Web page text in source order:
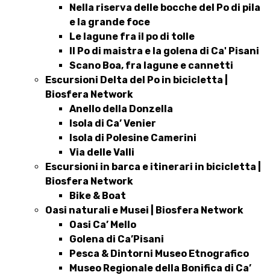
Nella riserva delle bocche del Po di pila
e la grande foce
Le lagune fra il po di tolle
Il Po di maistra e la golena di Ca' Pisani
Scano Boa, fra lagune e cannetti
Escursioni Delta del Po in bicicletta |
Biosfera Network
Anello della Donzella
Isola di Ca’ Venier
Isola di Polesine Camerini
Via delle Valli
Escursioni in barca e itinerari in bicicletta |
Biosfera Network
Bike & Boat
Oasi naturali e Musei | Biosfera Network
Oasi Ca’ Mello
Golena di Ca’Pisani
Pesca & Dintorni Museo Etnografico
Museo Regionale della Bonifica di Ca’